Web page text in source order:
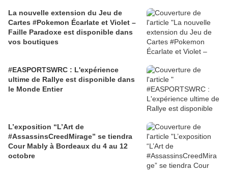
La nouvelle extension du Jeu de
Cartes #Pokemon Écarlate et Violet –
Faille Paradoxe est disponible dans
vos boutiques
#EASPORTSWRC : L'expérience
ultime de Rallye est disponible dans
le Monde Entier
L’exposition “L’Art de
#AssassinsCreedMirage” se tiendra
Cour Mably à Bordeaux du 4 au 12
octobre